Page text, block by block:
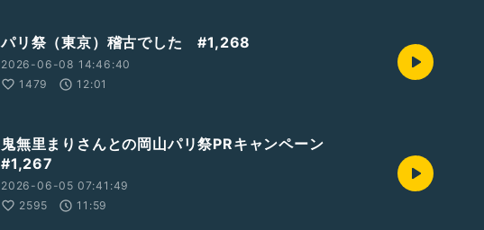
パリ祭（東京）稽古でした #1,268
2026-06-08 14:46:40
1479
12:01
鬼無里まりさんとの岡山パリ祭PRキャンペーン
#1,267
2026-06-05 07:41:49
2595
11:59